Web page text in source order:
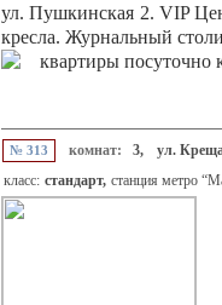
ул. Пушкинская 2. VIP
кресла. Журнальный
№ 313 комнат: 3,
ул.
класс: стандарт, станция метро